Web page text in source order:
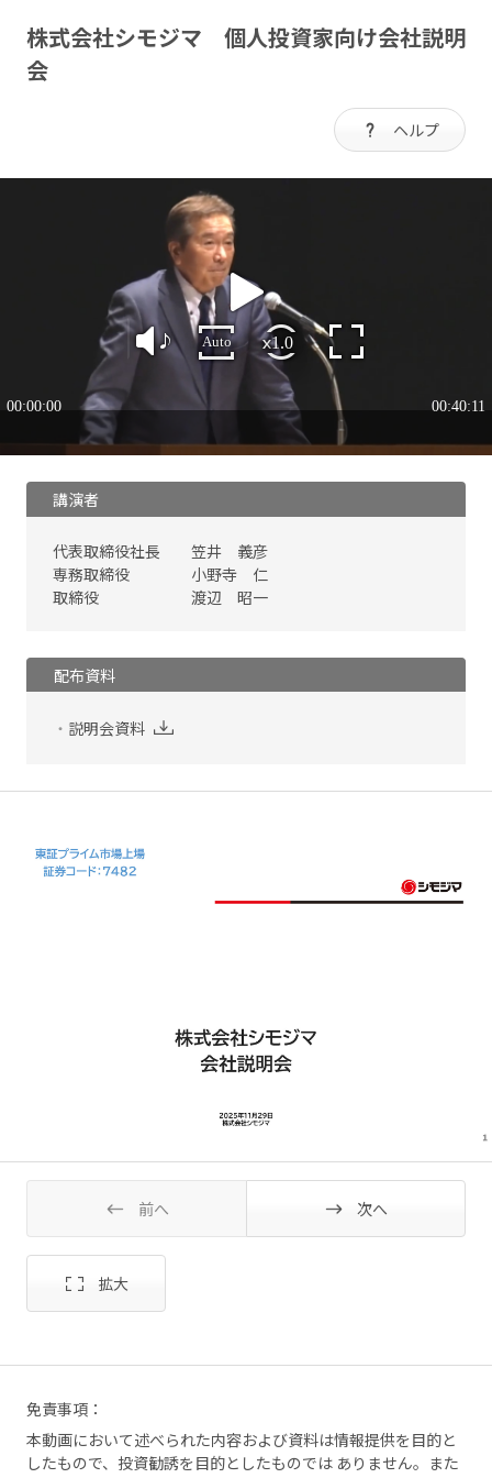
株式会社シモジマ 個人投資家向け会社説明
会
ヘルプ
講演者
代表取締役社長 笠井 義彦
専務取締役 小野寺 仁
取締役 渡辺 昭一
配布資料
説明会資料
前へ 次へ
免責事項：
本動画において述べられた内容および資料は情報提供を目的と
したもので、投資勧誘を目的としたものでは ありません。また